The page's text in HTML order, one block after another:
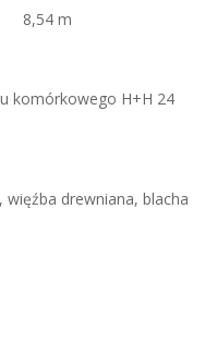
8,54 m
komórkowego H+H 24
drewniana, blacha